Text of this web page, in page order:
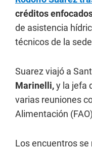
créditos
de asistencia
técnicos de la
Suarez viajó a
Marinelli,y la jefa
varias reuniones
Alimentación
Los encuentros se